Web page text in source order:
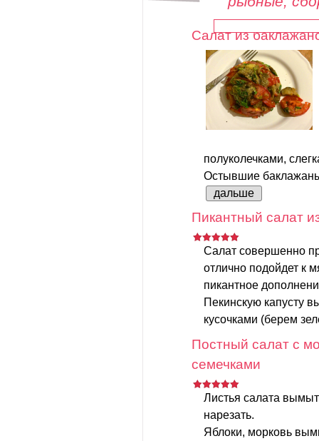
Салат из
полуколечками,
Остывшие
дальше
Пикантный салат
Салат совершенно
отлично подойдет к
пикантное
Пекинскую капусту
кусочками (берем
Постный салат с
семечками
Листья салата
нарезать.
Яблоки, морковь